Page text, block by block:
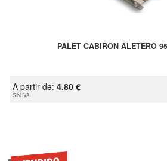
PALET CABIRON ALETERO
A partir de: 4.80 €
SIN IVA